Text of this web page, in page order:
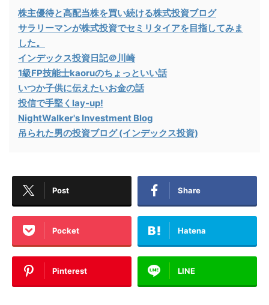
株主優待と高配当株を買い続ける株式投資ブログ
サラリーマンが株式投資でセミリタイアを目指してみま
した。
インデックス投資日記＠川崎
1級FP技能士kaoruのちょっといい話
いつか子供に伝えたいお金の話
投信で手堅くlay-up!
NightWalker's Investment Blog
吊られた男の投資ブログ (インデックス投資)
Post Share
Pocket Hatena
Pinterest LINE